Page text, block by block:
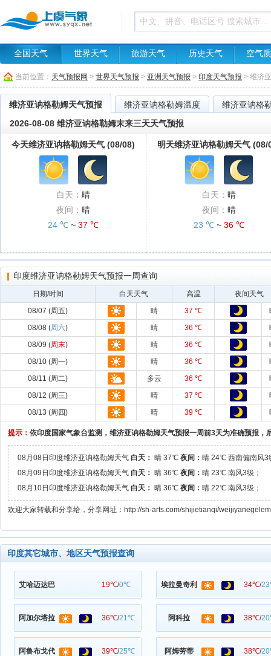
全国天气 世界天气 旅游天气 历史天气 空气
当前位置： 天气预报网 > 世界天气预报 > 亚洲天气预报 > 印度天气预报 > 维济
维济亚讷格勒姆天气预报 维济亚讷格勒姆温度
维济亚讷格
2026-08-08 维济亚讷格勒姆末来三天天气预报
今天维济亚讷格勒姆天气 (08/08)
白天： 晴
夜间： 晴
24 ℃ ~ 37 ℃
明天维济亚讷格勒姆天气 (08/
白天： 晴
夜间： 晴
23 ℃ ~ 36 ℃
印度维济亚讷格勒姆天气预报一周查询
日期/时间 白天天气 高温
夜间天气
08/07 (周五)
晴 37 ℃
08/08 (周六) 晴 36 ℃
08/09 (周末) 晴 36 ℃
08/10 (周一)
晴 36 ℃
08/11 (周二)
多云 36 ℃
08/12 (周三)
晴 37 ℃
08/13 (周四)
晴 39 ℃
提示： 依印度国家气象台监测，维济亚讷格勒姆天气预报一周前3天为准确预报，
08月08日印度维济亚讷格勒姆天气 白天： 晴 37℃ 夜间： 晴 24℃ 西南偏南风3
08月09日印度维济亚讷格勒姆天气 白天： 晴 36℃ 夜间： 晴 23℃ 南风3级；
08月10日印度维济亚讷格勒姆天气 白天： 晴 36℃ 夜间： 晴 22℃ 南风3级；
欢迎大家转载和分享给，分享网址：http://sh-arts.com/shijietianqi/
印度其它城市、地区天气预报查询
艾哈迈达巴 19℃/0℃ 埃拉曼奇利 34℃/
阿加尔塔拉 36℃/21℃ 阿科拉 38℃/
阿鲁布戈代 39℃/25℃ 阿姆劳蒂 38℃/